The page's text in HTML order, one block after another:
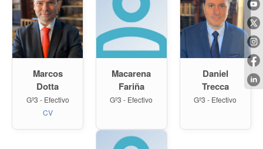
Marcos
Dotta
Gº3 - Efectivo
CV
Macarena
Fariña
Gº3 - Efectivo
Daniel
Trecca
Gº3 - Efectivo